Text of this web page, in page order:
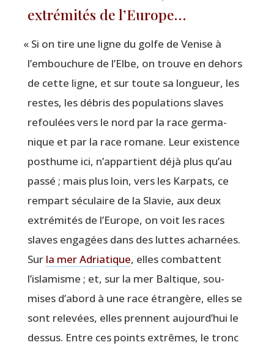
extrémités de l’Europe…
« Si on tire une ligne du golfe de Venise à
l’embouchure de l’Elbe, on trouve en dehors
de cette ligne, et sur toute sa lon­gueur, les
restes, les débris des popu­la­tions slaves
refou­lées vers le nord par la race ger­ma­
nique et par la race romane. Leur exis­tence
post­hume ici, n’appartient déjà plus qu’au
pas­sé ; mais plus loin, vers les Kar­pats, ce
rem­part sécu­laire de la Sla­vie, aux deux
extré­mi­tés de l’Europe, on voit les races
slaves enga­gées dans des luttes achar­nées.
Sur la mer Adria­tique, elles com­battent
l’islamisme ; et, sur la mer Bal­tique, sou­
mises d’abord à une race étran­gère, elles se
sont rele­vées, elles prennent aujourd’hui le
des­sus. Entre ces points extrêmes, le tronc